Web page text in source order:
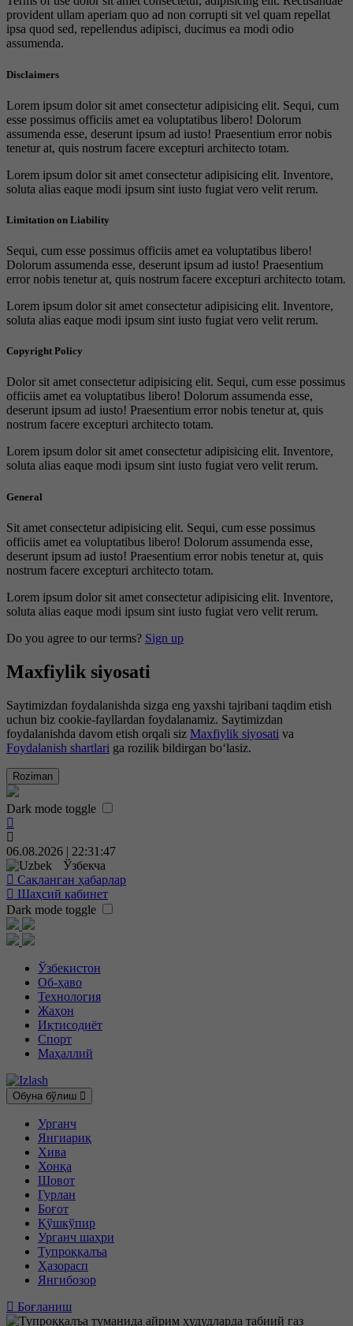
provident ullam aperiam quo ad non corrupti sit vel quam repellat
ipsa quod sed, repellendus adipisci, ducimus ea modi odio
assumenda.
Disclaimers
Lorem ipsum dolor sit amet consectetur adipisicing elit. Sequi, cum
esse possimus officiis amet ea voluptatibus libero! Dolorum
assumenda esse, deserunt ipsum ad iusto! Praesentium error nobis
tenetur at, quis nostrum facere excepturi architecto totam.
Lorem ipsum dolor sit amet consectetur adipisicing elit. Inventore,
soluta alias eaque modi ipsum sint iusto fugiat vero velit rerum.
Limitation on Liability
Sequi, cum esse possimus officiis amet ea voluptatibus libero!
Dolorum assumenda esse, deserunt ipsum ad iusto! Praesentium
error nobis tenetur at, quis nostrum facere excepturi architecto totam.
Lorem ipsum dolor sit amet consectetur adipisicing elit. Inventore,
soluta alias eaque modi ipsum sint iusto fugiat vero velit rerum.
Copyright Policy
Dolor sit amet consectetur adipisicing elit. Sequi, cum esse possimus
officiis amet ea voluptatibus libero! Dolorum assumenda esse,
deserunt ipsum ad iusto! Praesentium error nobis tenetur at, quis
nostrum facere excepturi architecto totam.
Lorem ipsum dolor sit amet consectetur adipisicing elit. Inventore,
soluta alias eaque modi ipsum sint iusto fugiat vero velit rerum.
General
Sit amet consectetur adipisicing elit. Sequi, cum esse possimus
officiis amet ea voluptatibus libero! Dolorum assumenda esse,
deserunt ipsum ad iusto! Praesentium error nobis tenetur at, quis
nostrum facere excepturi architecto totam.
Lorem ipsum dolor sit amet consectetur adipisicing elit. Inventore,
soluta alias eaque modi ipsum sint iusto fugiat vero velit rerum.
Do you agree to our terms? Sign up
Maxfiylik siyosati
Saytimizdan foydalanishda sizga eng yaxshi tajribani taqdim etish
uchun biz cookie-fayllardan foydalanamiz. Saytimizdan
foydalanishda davom etish orqali siz Maxfiylik siyosati va
Foydalanish shartlari ga rozilik bildirgan bo‘lasiz.
Roziman
Dark mode toggle
06.08.2026 | 22:31:47
Ўзбекча
Сақланган ҳабарлар
Шаҳсий кабинет
Dark mode toggle
Ўзбекистон
Об-ҳаво
Технология
Жаҳон
Иқтисодиёт
Спорт
Маҳаллий
Обуна бўлиш
Урганч
Янгиариқ
Хива
Хонқа
Шовот
Гурлан
Боғот
Қўшкўпир
Урганч шаҳри
Тупроққалъа
Ҳазорасп
Янгибозор
Боғланиш